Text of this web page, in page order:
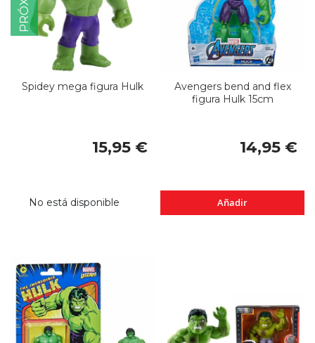
Spidey mega figura Hulk
15,95 €
No está disponible
Avengers bend and flex
figura Hulk 15cm
14,95 €
Añadir